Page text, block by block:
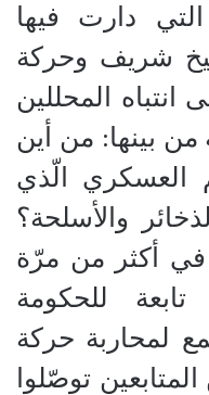
دارت فيها
شريف وحركة
انتباه المحللين
بينها: من أين
العسكري الّذي
والأسلحة؟
في أكثر من مرّة
للحكومة
لمحاربة حركة
توصّلوا